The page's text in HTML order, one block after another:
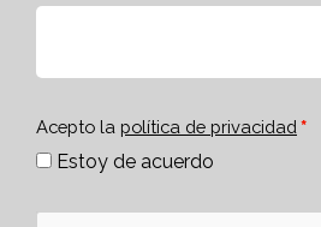
Acepto la política de privacidad
Estoy de acuerdo